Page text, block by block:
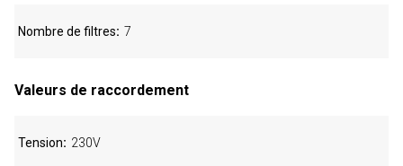
Nombre de filtres 7
Valeurs de raccordement
Tension 230V